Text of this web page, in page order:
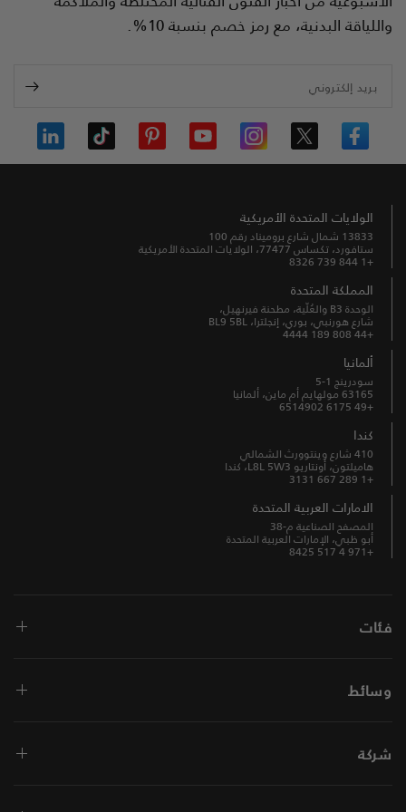
واللياقة البدنية، مع رمز خصم بنسبة 10%.
بريد إلكتروني
الولايات المتحدة الأمريكية
13833 شمال شارع بروميناد رقم 100
ستافورد، تكساس 77477، الولايات المتحدة الأمريكية
+1 844 739 8326
المملكة المتحدة
الوحدة B3 والعُلّية، مطحنة فيرنهيل،
شارع هورنبي، بوري، إنجلترا، BL9 5BL
+44 808 189 4444
ألمانيا
سودرينج 1-5
63165 مولهايم أم ماين، ألمانيا
+49 6175 6514902
كندا
410 شارع وينتوورث الشمالي
هاميلتون، أونتاريو L8L 5W3، كندا
+1 289 667 3131
الامارات العربية المتحدة
المصفح الصناعية م-38
أبو ظبي، الإمارات العربية المتحدة
+971 4 517 8425
فئات
وسائط
شركة